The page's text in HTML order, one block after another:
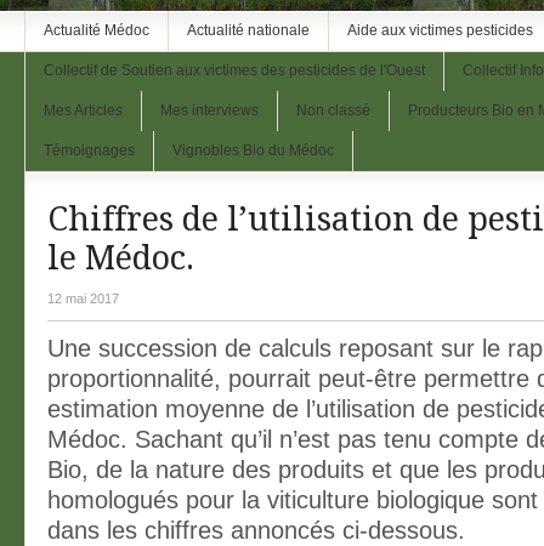
Actualité Médoc Actualité nationale Aide aux victimes pesticides
Collectif de Soutien aux victimes des pesticides de l'Ouest Collectif
Mes Articles Mes interviews Non classé Producteurs Bio en
Témoignages Vignobles Bio du Médoc
Chiffres de l’utilisation de
le Médoc.
12 mai 2017
Une succession de calculs reposant sur le
proportionnalité, pourrait peut-être permettre
estimation moyenne de l’utilisation de
Médoc. Sachant qu’il n’est pas tenu compte
Bio, de la nature des produits et que les
homologués pour la viticulture biologique
dans les chiffres annoncés ci-dessous.